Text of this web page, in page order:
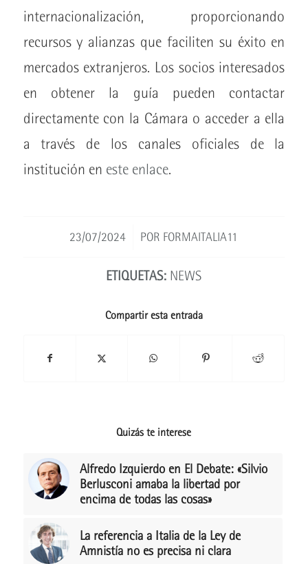
internacionalización, proporcionando
recursos y alianzas que faciliten su éxito en
mercados extranjeros. Los socios interesados
en obtener la guía pueden contactar
directamente con la Cámara o acceder a ella
a través de los canales oficiales de la
institución en este enlace.
23/07/2024
/ POR FORMAITALIA11
ETIQUETAS: NEWS
Compartir esta entrada
Quizás te interese
Alfredo Izquierdo en El Debate: «Silvio
Berlusconi amaba la libertad por
encima de todas las cosas»
La referencia a Italia de la Ley de
Amnistía no es precisa ni clara